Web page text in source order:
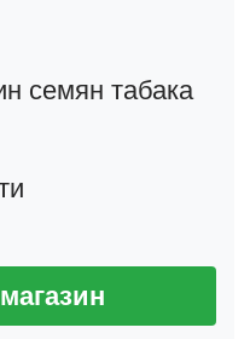
семян табака